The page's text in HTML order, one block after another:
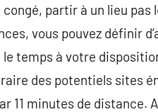
partir à un lieu
vous pouvez définir
temps à votre
des potentiels sites
11 minutes de